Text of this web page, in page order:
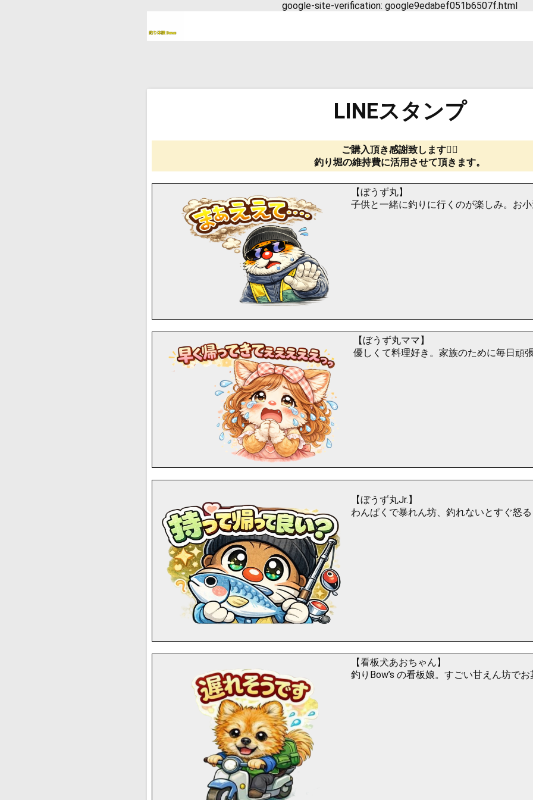
google-site-verification: google9edabef051b6507f.html
LINEスタンプ
ご購入頂き感謝致します🙇‍♀️
釣り堀の維持費に活用させて頂きます。
【ぼうず丸】
子供と一緒に釣りに行くのが楽しみ。お小
【ぼうず丸ママ】
優しくて料理好き。家族のために毎日頑張
【ぼうず丸Jr.】
わんぱくで暴れん坊、釣れないとすぐ怒る
【看板犬あおちゃん】
釣りBow’s の看板娘。すごい甘えん坊でお